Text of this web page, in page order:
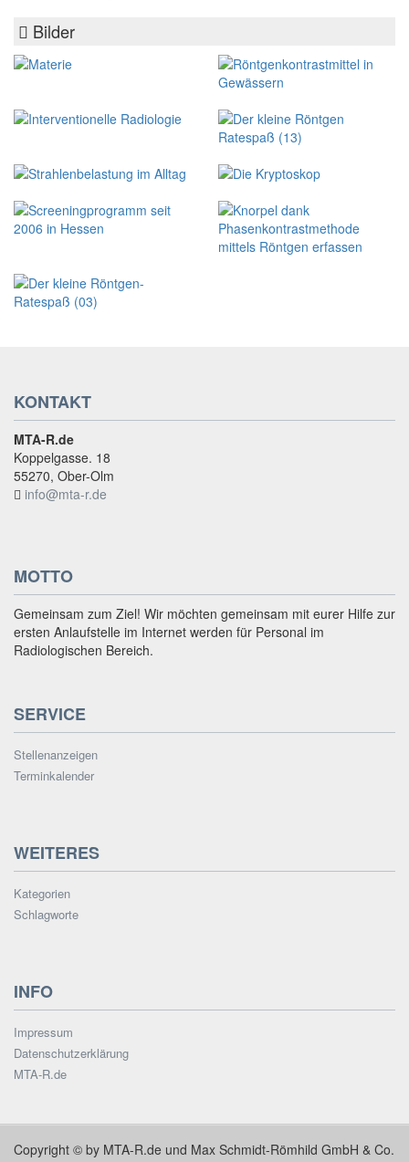
Bilder
KONTAKT
MTA-R.de
Koppelgasse. 18
55270, Ober-Olm
info@mta-r.de
MOTTO
Gemeinsam zum Ziel! Wir möchten gemeinsam mit eurer Hilfe zur
ersten Anlaufstelle im Internet werden für Personal im
Radiologischen Bereich.
SERVICE
Stellenanzeigen
Terminkalender
WEITERES
Kategorien
Schlagworte
INFO
Impressum
Datenschutzerklärung
MTA-R.de
Copyright © by MTA-R.de und Max Schmidt-Römhild GmbH & Co.